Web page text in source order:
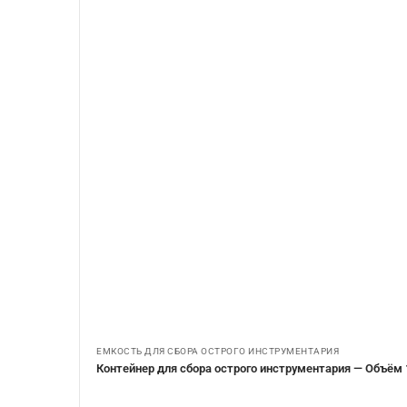
ЕМКОСТЬ ДЛЯ СБОРА ОСТРОГО ИНСТРУМЕНТАРИЯ
Контейнер для сбора острого инструментария — Объём